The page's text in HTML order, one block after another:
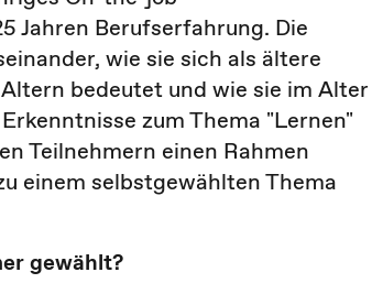
Jahren Berufserfahrung. Die
wie sie sich als ältere
bedeutet und wie sie im Alter
zum Thema "Lernen"
Teilnehmern einen Rahmen
einem selbstgewählten Thema
gewählt?